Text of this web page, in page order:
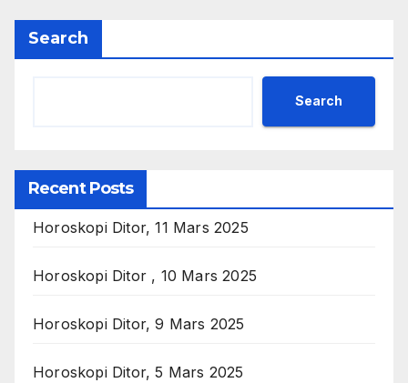
Search
Search
Recent Posts
Horoskopi Ditor, 11 Mars 2025
Horoskopi Ditor , 10 Mars 2025
Horoskopi Ditor, 9 Mars 2025
Horoskopi Ditor, 5 Mars 2025